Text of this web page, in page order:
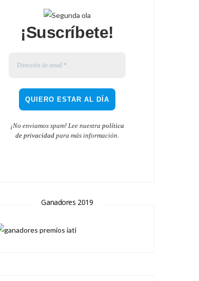
¡Suscríbete!
¡No enviamos spam! Lee nuestra política
de privacidad para más información.
Ganadores 2019